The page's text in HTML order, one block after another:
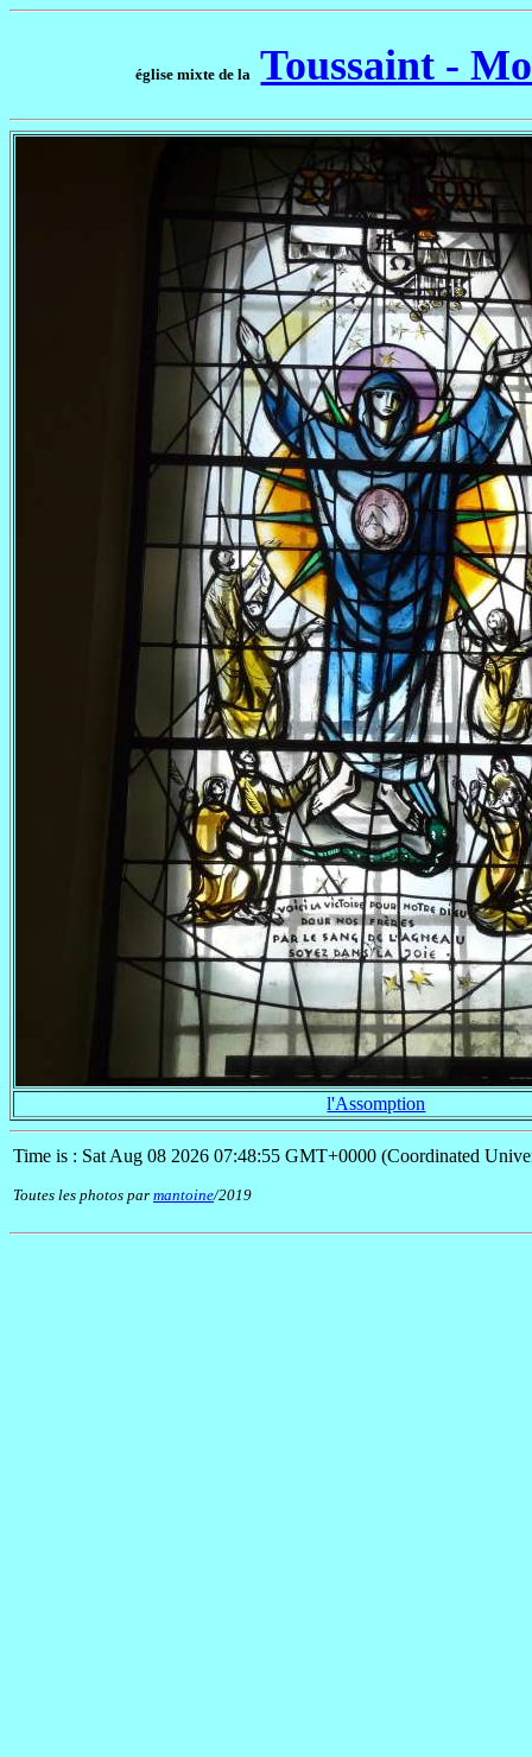
église mixte de la Toussaint -
l'Assomption
Time is : Sat Aug 08 2026 07:48:55 GMT+0000 (Coordinated
Toutes les photos par mantoine/2019